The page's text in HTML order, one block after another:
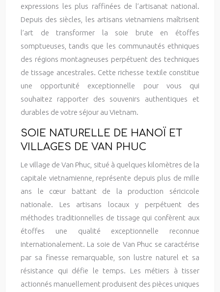
expressions les plus raffinées de l’artisanat national.
Depuis des siècles, les artisans vietnamiens maîtrisent
l’art de transformer la soie brute en étoffes
somptueuses, tandis que les communautés ethniques
des régions montagneuses perpétuent des techniques
de tissage ancestrales. Cette richesse textile constitue
une opportunité exceptionnelle pour vous qui
souhaitez rapporter des souvenirs authentiques et
durables de votre séjour au Vietnam.
SOIE NATURELLE DE HANOÏ ET
VILLAGES DE VAN PHUC
Le village de Van Phuc, situé à quelques kilomètres de la
capitale vietnamienne, représente depuis plus de mille
ans le cœur battant de la production séricicole
nationale. Les artisans locaux y perpétuent des
méthodes traditionnelles de tissage qui confèrent aux
étoffes une qualité exceptionnelle reconnue
internationalement. La soie de Van Phuc se caractérise
par sa finesse remarquable, son lustre naturel et sa
résistance qui défie le temps. Les métiers à tisser
actionnés manuellement produisent des pièces uniques